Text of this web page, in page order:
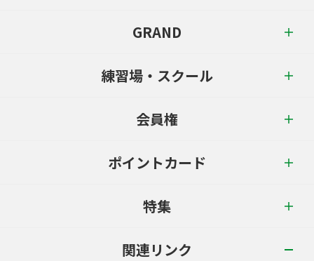
GRAND
練習場・スクール
会員権
ポイントカード
特集
関連リンク